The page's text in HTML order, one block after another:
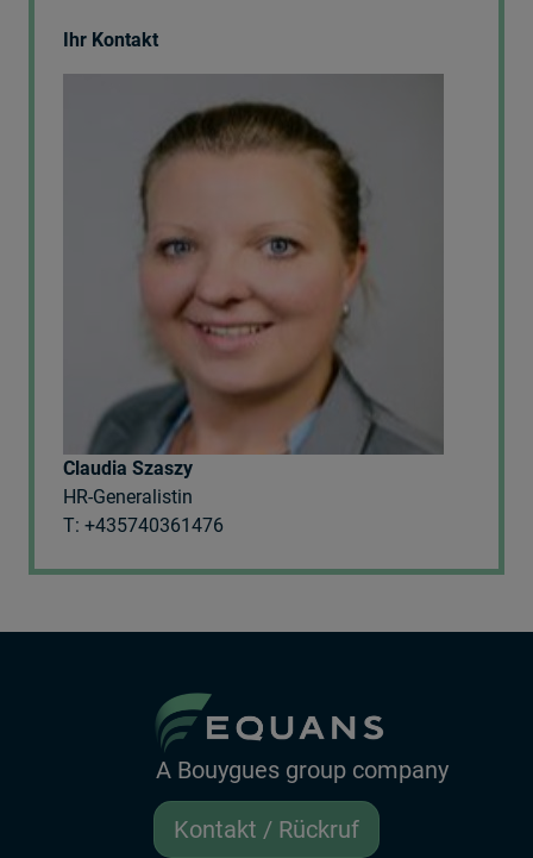
Ihr Kontakt
Claudia Szaszy
HR-Generalistin
T: +435740361476
A Bouygues group company
Kontakt / Rückruf